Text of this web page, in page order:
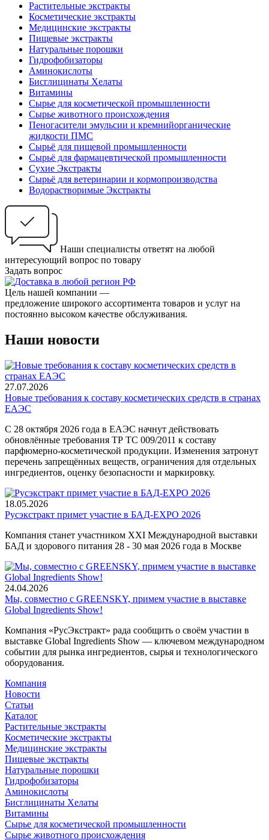
Растительные экстракты
Косметические экстракты
Медицинские экстракты
Пищевые экстракты
Натуральные порошки
Гидрофобизаторы
Аминокислоты
Бисглицинаты Хелаты
Витамины
Сырье для косметической промышленности
Сырье животного происхождения
Пеногасители эмульсии и кремнийорганические
жидкости ПМС
Сырьё для пищевой промышленности
Сырьё для фармацевтической промышленности
Сухие Экстракты
Сырьё для ветеринарии и кормопроизводства
Водорастворимые Экстракты
Наши специалисты ответят на любой
интересующий вопрос по товару
Задать вопрос
Цель нашей компании —
предложение широкого ассортимента товаров и услуг на
постоянно высоком качестве обслуживания.
Наши новости
27.07.2026
Новые требования к составу косметических средств в странах
ЕАЭС
С 28 октября 2026 года в ЕАЭС начнут действовать
обновлённые требования ТР ТС 009/2011 к составу
парфюмерно-косметической продукции. Изменения затронут
перечень запрещённых веществ, ограничения для отдельных
ингредиентов, оценку безопасности и маркировку.
18.05.2026
Русэкстракт примет участие в БАД-EXPO 2026
Компания станет участником XXI Международной выставки
БАД и здорового питания 28 - 30 мая 2026 года в Москве
24.04.2026
Мы, совместно с GREENSKY, примем участие в выставке
Global Ingredients Show!
Компания «РусЭкстракт» рада сообщить о своём участии в
выставке Global Ingredients Show — ключевом международном
событии для рынка ингредиентов, сырья и технологического
оборудования.
Компания
Новости
Статьи
Каталог
Растительные экстракты
Косметические экстракты
Медицинские экстракты
Пищевые экстракты
Натуральные порошки
Гидрофобизаторы
Аминокислоты
Бисглицинаты Хелаты
Витамины
Сырье для косметической промышленности
Сырье животного происхождения